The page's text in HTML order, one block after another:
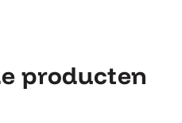
producten